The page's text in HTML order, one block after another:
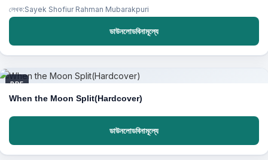
লেখক:Sayek Shofiur Rahman Mubarakpuri
ডাউনলোডবিনামূল্যে
PDF
When the Moon Split(Hardcover)
ডাউনলোডবিনামূল্যে